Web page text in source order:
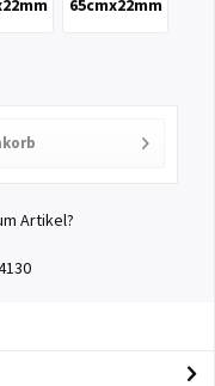
65cmx22mm
Artikel?